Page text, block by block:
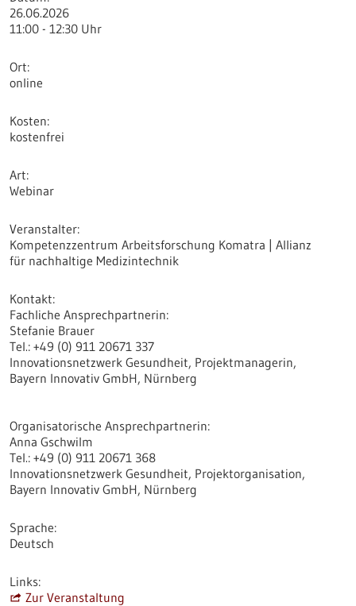
26.06.2026
11:00 - 12:30 Uhr
Ort
online
Kosten
kostenfrei
Art
Webinar
Veranstalter
Kompetenzzentrum Arbeitsforschung Komatra | Allianz
für nachhaltige Medizintechnik
Kontakt
Fachliche Ansprechpartnerin:
Stefanie Brauer
Tel.: +49 (0) 911 20671 337
Innovationsnetzwerk Gesundheit, Projektmanagerin,
Bayern Innovativ GmbH, Nürnberg
Organisatorische Ansprechpartnerin:
Anna Gschwilm
Tel.: +49 (0) 911 20671 368
Innovationsnetzwerk Gesundheit, Projektorganisation,
Bayern Innovativ GmbH, Nürnberg
Sprache
Deutsch
Links
Zur Veranstaltung